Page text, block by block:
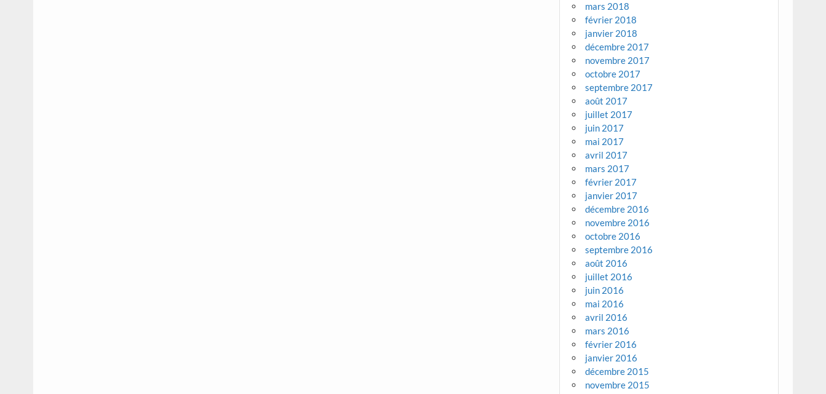
mars 2018
février 2018
janvier 2018
décembre 2017
novembre 2017
octobre 2017
septembre 2017
août 2017
juillet 2017
juin 2017
mai 2017
avril 2017
mars 2017
février 2017
janvier 2017
décembre 2016
novembre 2016
octobre 2016
septembre 2016
août 2016
juillet 2016
juin 2016
mai 2016
avril 2016
mars 2016
février 2016
janvier 2016
décembre 2015
novembre 2015